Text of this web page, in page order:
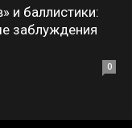
и баллистики:
заблуждения
0